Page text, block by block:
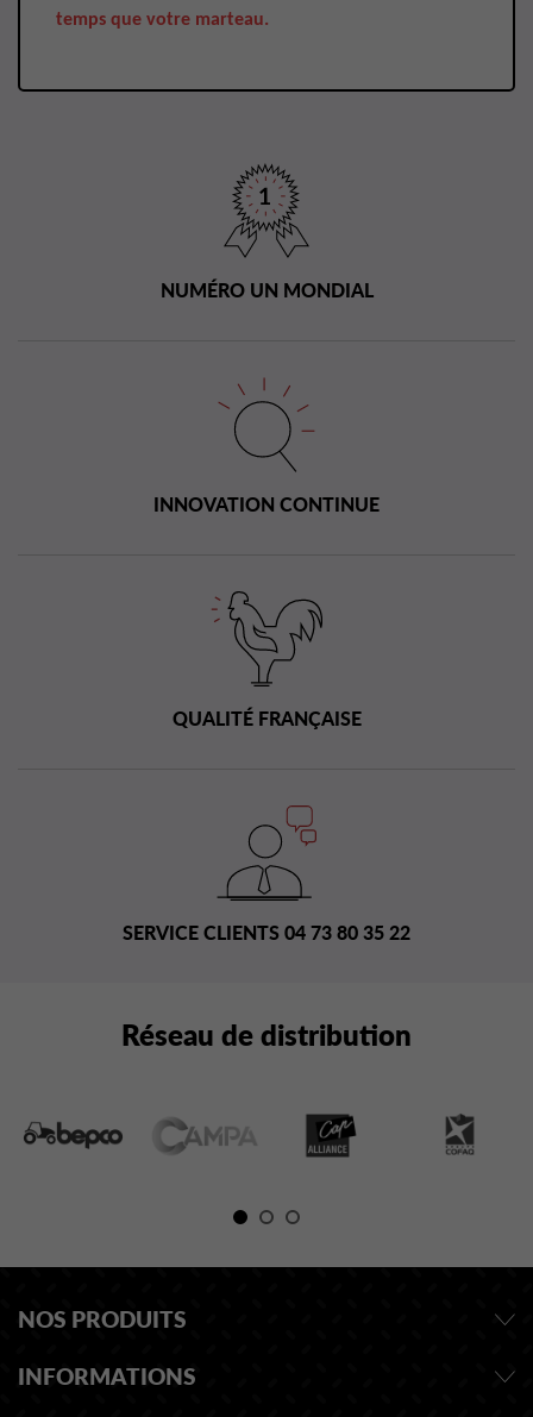
temps que votre marteau.
NUMÉRO UN MONDIAL
INNOVATION CONTINUE
QUALITÉ FRANÇAISE
SERVICE CLIENTS 04 73 80 35 22
Réseau de distribution
NOS PRODUITS
INFORMATIONS